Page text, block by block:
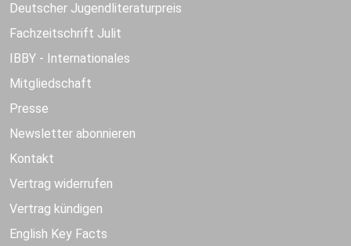
Deutscher Jugendliteraturpreis
Fachzeitschrift Julit
IBBY - Internationales
Mitgliedschaft
Presse
Newsletter abonnieren
Kontakt
Vertrag widerrufen
Vertrag kündigen
English Key Facts